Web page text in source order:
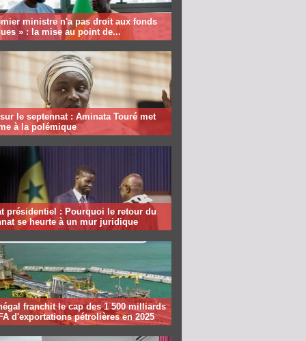
ministre n'a pas droit aux fonds
» : la mise au point de...
le septennat : Aminata Touré met
à la polémique
présidentiel : Pourquoi le retour du
se heurte à un mur juridique
franchit le cap des 1 500 milliards
d'exportations pétrolières en 2025